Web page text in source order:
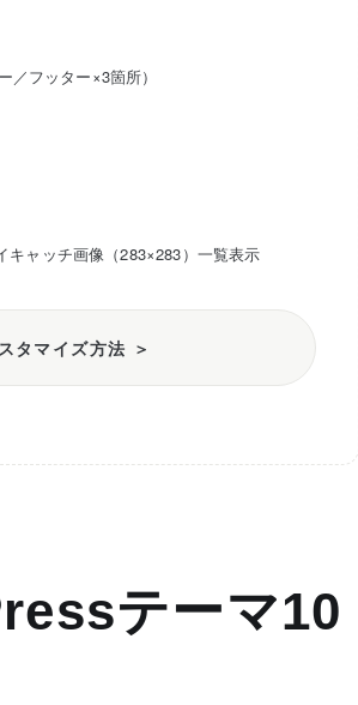
／フッター×3箇所）
キャッチ画像（283×283）一覧表示
タマイズ方法 ＞
テーマ10